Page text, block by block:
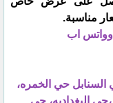
مناسبة.
اب
حي الخمره،
البغداديه، حي